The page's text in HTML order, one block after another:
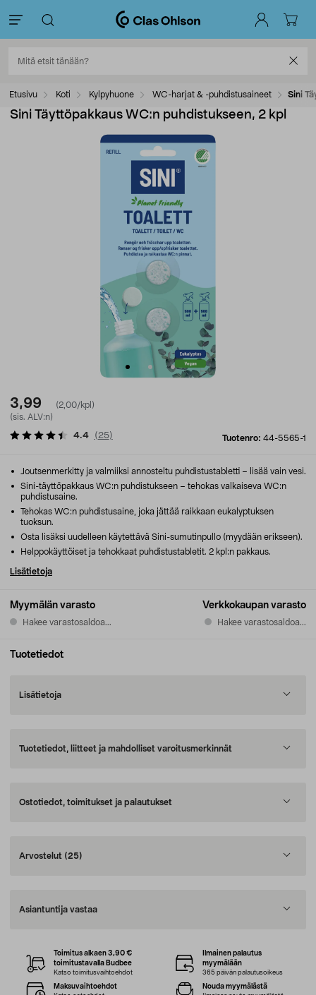
Etusivu Koti Kylpyhuone WC-harjat & -puhdistusaineet Sini
Sini Täyttöpakkaus WC:n puhdistukseen, 2 kpl
3,99
(2,00/kpl)
(sis. ALV:n)
Tuotenro: 44-5565-1
4.4 ( 25)
Myymälän varasto
Hakee varastosaldoa...
Verkkokaupan varasto
Hakee varastosaldoa...
Joutsenmerkitty ja valmiiksi annosteltu puhdistustabletti – lisää vain vesi.
Sini-täyttöpakkaus WC:n puhdistukseen – tehokas valkaiseva WC:n
puhdistusaine.
Tehokas WC:n puhdistusaine, joka jättää raikkaan eukalyptuksen
tuoksun.
Osta lisäksi uudelleen käytettävä Sini-sumutinpullo (myydään erikseen).
Helppokäyttöiset ja tehokkaat puhdistustabletit. 2 kpl:n pakkaus.
Lisätietoja
Tuotetiedot
Lisätietoja
Tuotetiedot, liitteet ja mahdolliset varoitusmerkinnät
Ostotiedot, toimitukset ja palautukset
Arvostelut (25)
Asiantuntija vastaa
Toimitus alkaen 3,90 €
toimitustavalla Budbee
Katso toimitusvaihtoehdot
Ilmainen palautus
myymälään
365 päivän palautusoikeus
Maksuvaihtoehdot Nouda myymälästä